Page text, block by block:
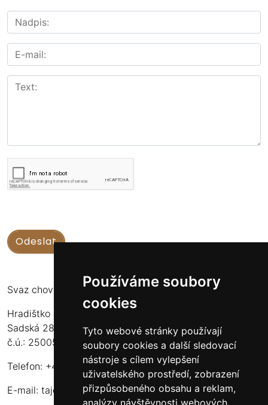
Používáme soubory
cookies
Tyto webové stránky používají
soubory cookies a další sledovací
nástroje s cílem vylepšení
uživatelského prostředí, zobrazení
přizpůsobeného obsahu a reklam,
analýzy návštěvnosti webových
Svaz chovatelů koní Kinských
Hradištko u Sadské 126
Sadská 289 12
č.ú.: 2500556717/2010
Telefon: +420 724 135 536
E-mail: tajemnik@schkk.cz